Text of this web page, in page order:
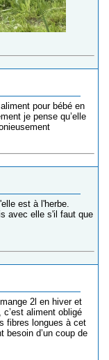
pour bébé en
je pense qu’elle
est à l'herbe.
avec elle s'il faut que
2l en hiver et
aliment obligé
fibres longues à cet
besoin d’un coup de